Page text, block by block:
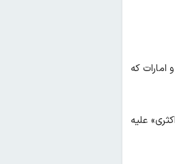
امارات که
اعمال سیاست «فشار حداکثری» علیه